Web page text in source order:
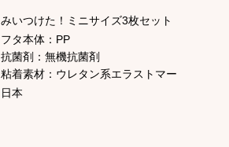
みいつけた！ミニサイズ3枚セット
フタ本体：PP
抗菌剤：無機抗菌剤
粘着素材：ウレタン系エラストマー
日本